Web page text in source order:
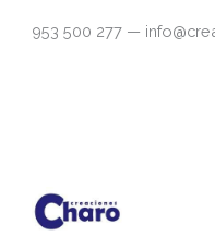
953 500 277 —